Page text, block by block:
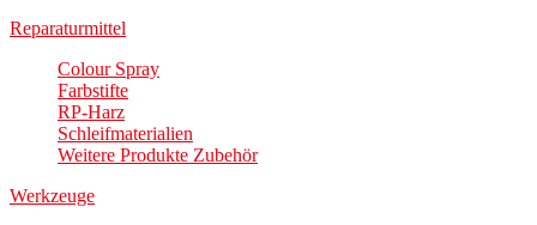
Reparaturmittel
Colour Spray
Farbstifte
RP-Harz
Schleifmaterialien
Weitere Produkte Zubehör
Werkzeuge